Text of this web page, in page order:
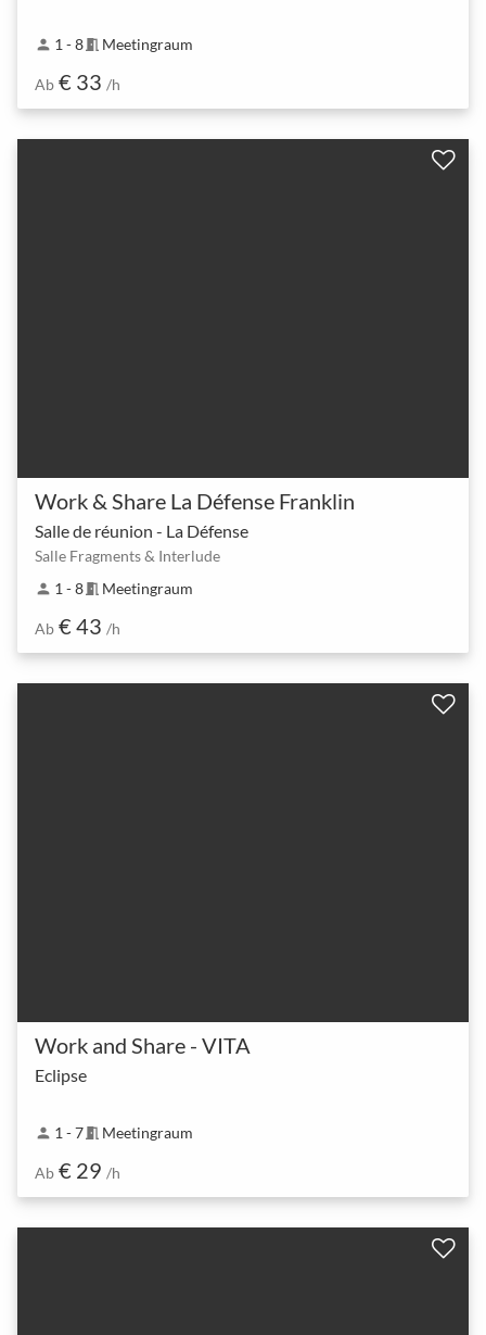
person 1 - 8meeting_room Meetingraum
Ab € 33 /h
Work & Share La Défense Franklin
Salle de réunion - La Défense
Salle Fragments & Interlude
person 1 - 8meeting_room Meetingraum
Ab € 43 /h
Work and Share - VITA
Eclipse
person 1 - 7meeting_room Meetingraum
Ab € 29 /h